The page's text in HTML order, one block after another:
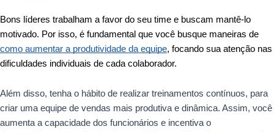
Bons líderes trabalham a favor do seu time e buscam mantê-lo
motivado. Por isso, é fundamental que você busque maneiras de
como aumentar a produtividade da equipe, focando sua atenção nas
dificuldades individuais de cada colaborador.
Além disso, tenha o hábito de realizar treinamentos contínuos, para
criar uma equipe de vendas mais produtiva e dinâmica. Assim, você
aumenta a capacidade dos funcionários e incentiva o